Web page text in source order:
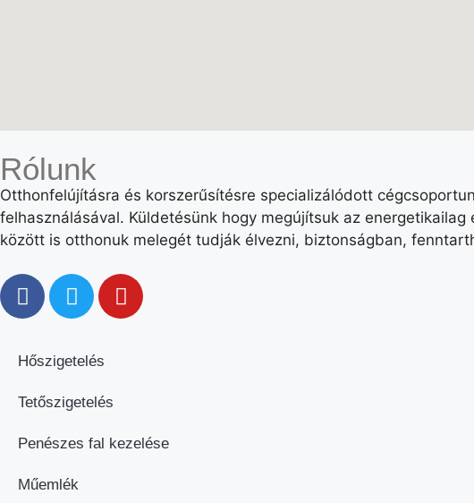
Rólunk
Otthonfelújításra és korszerűsítésre specializálódott
felhasználásával. Küldetésünk hogy megújítsuk az
között is otthonuk melegét tudják élvezni, biztonságban,
Hőszigetelés
Tetőszigetelés
Penészes fal kezelése
Műemlék